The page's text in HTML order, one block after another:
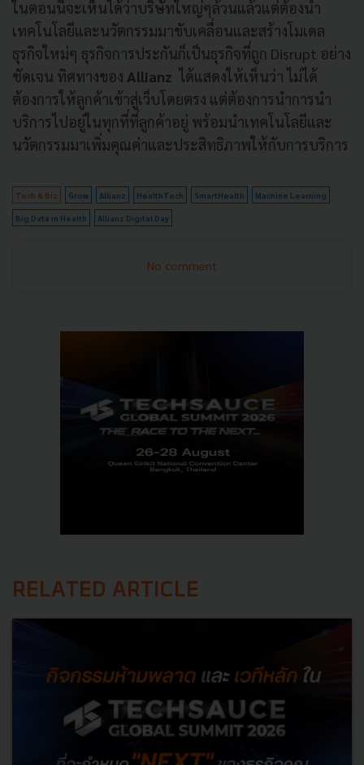
ในตอนนี้จะเห็นได้ว่าบริษัทใหญ่ๆล้วนแล้วแต่ต้องนำ
เทคโนโลยีและนวัตกรรมมาขับเคลื่อนและสร้างโมเดล
ธุรกิจใหม่ๆ ธุรกิจการประกันก็เป็นธุรกิจที่ถูก Disrupt อย่าง
ชัดเจน ทิศทางของ Allianz ได้แสดงให้เห็นว่า ไม่ได้
ต้องการให้ลูกค้าเข้าสู่เว็บโดยตรง แต่ต้องการนำการนำ
บริการไปอยู่ในทุกที่ที่ลูกค้าอยู่ พร้อมนำเทคโนโลยีและ
นวัตกรรมมาเพิ่มคุณค่าและประสิทธิภาพให้กับการบริการ
Tech & Biz Grow Allianz HealthTech SmartHealth Machine Learning
Big Data in Health Allianz Digital Day
No comment
RELATED ARTICLE